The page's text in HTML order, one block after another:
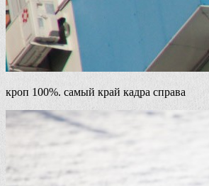
кроп 100%. самый край кадра справа